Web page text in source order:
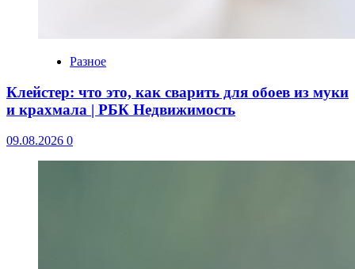
Разное
Клейстер: что это, как сварить для обоев из муки
и крахмала | РБК Недвижимость
09.08.2026 0